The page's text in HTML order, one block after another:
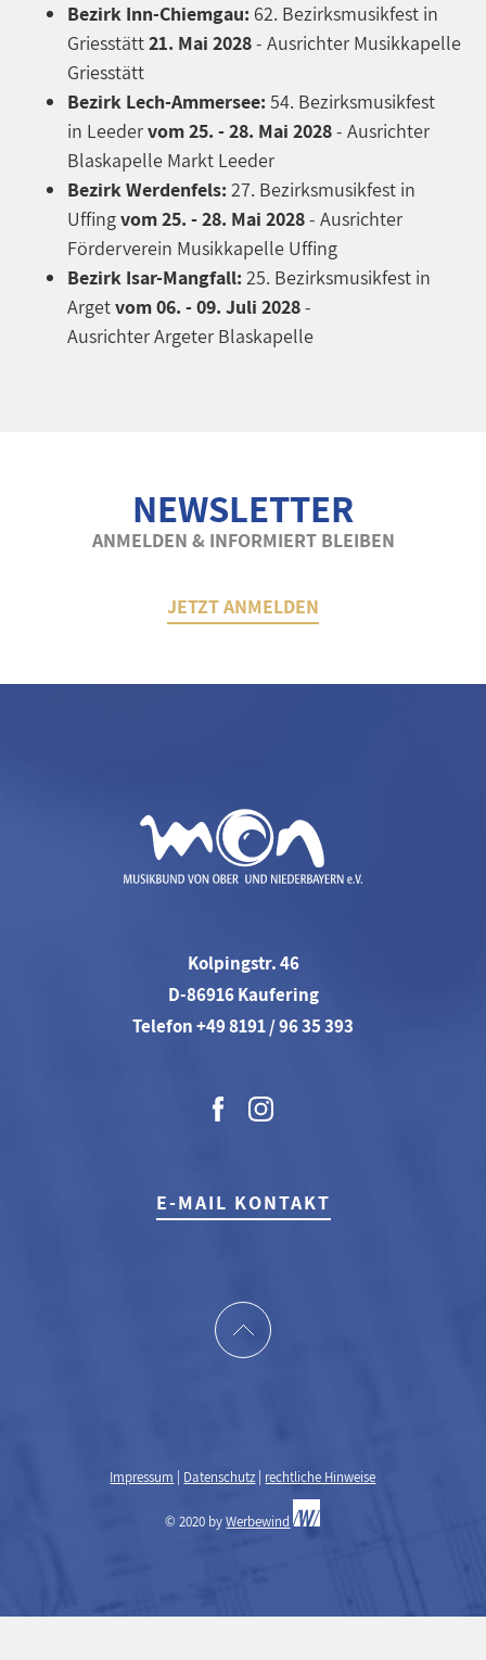
Bezirk Inn-Chiemgau: 62. Bezirksmusikfest in
Griesstätt21. Mai 2028- Ausrichter Musikkapelle
Griesstätt
Bezirk Lech-Ammersee:54. Bezirksmusikfest
in Leedervom 25. - 28. Mai 2028- Ausrichter
Blaskapelle Markt Leeder
Bezirk Werdenfels:27. Bezirksmusikfest in
Uffingvom 25. - 28. Mai 2028- Ausrichter
Förderverein Musikkapelle Uffing
Bezirk Isar-Mangfall: 25. Bezirksmusikfest in
Argetvom 06. - 09. Juli 2028-
Ausrichter Argeter Blaskapelle
NEWSLETTER
ANMELDEN & INFORMIERT BLEIBEN
JETZT ANMELDEN
Kolpingstr. 46
D-86916 Kaufering
Telefon +49 8191 / 96 35 393
E-MAIL KONTAKT
Impressum Datenschutz rechtliche Hinweise
© 2020 byWerbewind